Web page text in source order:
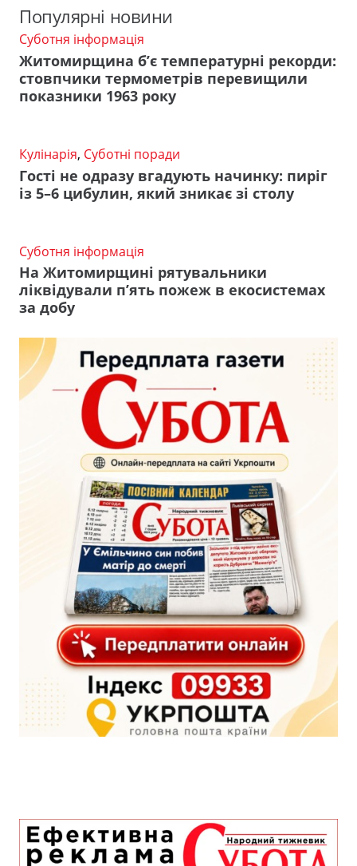
Популярні новини
Суботня інформація
Житомирщина б’є температурні рекорди:
стовпчики термометрів перевищили
показники 1963 року
Кулінарія, Суботні поради
Гості не одразу вгадують начинку: пиріг
із 5–6 цибулин, який зникає зі столу
Суботня інформація
На Житомирщині рятувальники
ліквідували п’ять пожеж в екосистемах
за добу